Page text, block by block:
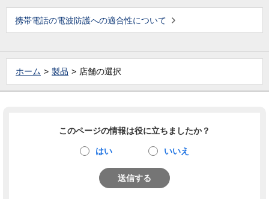
携帯電話の電波防護への適合性について
ホーム 製品 店舗の選択
このページの情報は役に立ちましたか？
はい いいえ
送信する